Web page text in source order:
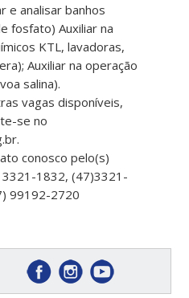
e analisar banhos
fosfato) Auxiliar na
KTL, lavadoras,
Auxiliar na operação
salina).
vagas disponíveis,
se no
conosco pelo(s)
1832, (47)3321-
99192-2720